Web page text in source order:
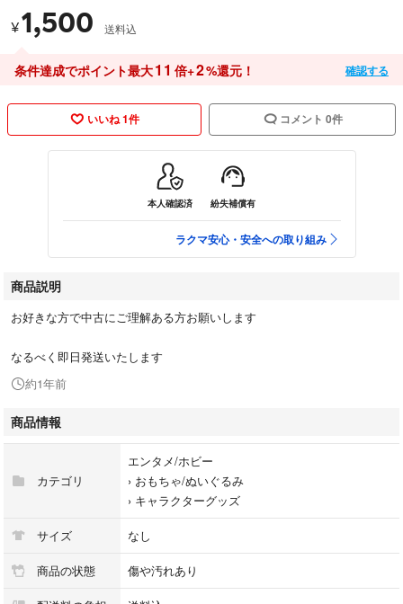
¥1,500 送料込
条件達成でポイント最大11 倍+2%還元！ 確認する
いいね 1件 コメント 0件
本人確認済 紛失補償有
ラクマ安心・安全への取り組み
商品説明
お好きな方で中古にご理解ある方お願いします
なるべく即日発送いたします
約1年前
商品情報
カテゴリ
エンタメ/ホビー
› おもちゃ/ぬいぐるみ
› キャラクターグッズ
サイズ なし
商品の状態 傷や汚れあり